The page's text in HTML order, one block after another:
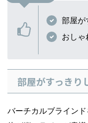
部屋が
おしゃ
部屋がすっきり
バーチカルブライン